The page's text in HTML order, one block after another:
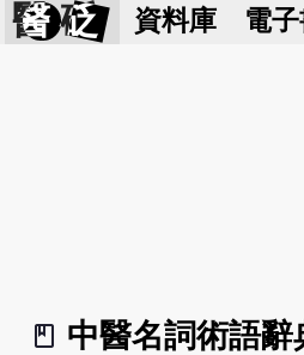
醫 砭 資料庫 電
book_2
中醫名詞術語辭